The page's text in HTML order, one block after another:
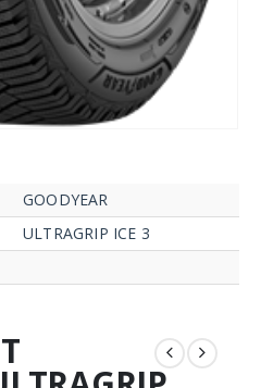
GOODYEAR
ULTRAGRIP ICE 3